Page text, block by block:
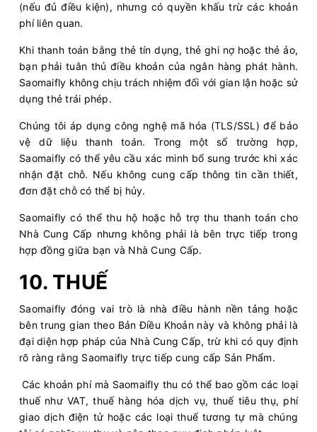
(nếu đủ điều kiện), nhưng có quyền khấu trừ các khoản
phí liên quan.
Khi thanh toán bằng thẻ tín dụng, thẻ ghi nợ hoặc thẻ ảo,
bạn phải tuân thủ điều khoản của ngân hàng phát hành.
Saomaifly không chịu trách nhiệm đối với gian lận hoặc sử
dụng thẻ trái phép.
Chúng tôi áp dụng công nghệ mã hóa (TLS/SSL) để bảo
vệ dữ liệu thanh toán. Trong một số trường hợp,
Saomaifly có thể yêu cầu xác minh bổ sung trước khi xác
nhận đặt chỗ. Nếu không cung cấp thông tin cần thiết,
đơn đặt chỗ có thể bị hủy.
Saomaifly có thể thu hộ hoặc hỗ trợ thu thanh toán cho
Nhà Cung Cấp nhưng không phải là bên trực tiếp trong
hợp đồng giữa bạn và Nhà Cung Cấp.
10. THUẾ
Saomaifly đóng vai trò là nhà điều hành nền tảng hoặc
bên trung gian theo Bản Điều Khoản này và không phải là
đại diện hợp pháp của Nhà Cung Cấp, trừ khi có quy định
rõ ràng rằng Saomaifly trực tiếp cung cấp Sản Phẩm.
Các khoản phí mà Saomaifly thu có thể bao gồm các loại
thuế như VAT, thuế hàng hóa dịch vụ, thuế tiêu thụ, phí
giao dịch điện tử hoặc các loại thuế tương tự mà chúng